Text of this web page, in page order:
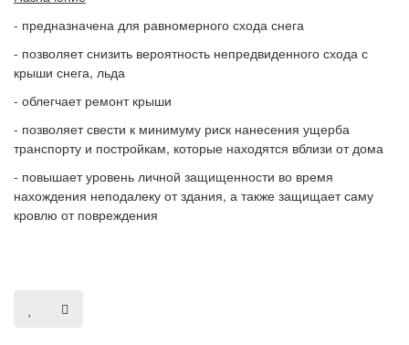
- предназначена для равномерного схода снега
- позволяет снизить вероятность непредвиденного схода с
крыши снега, льда
- облегчает ремонт крыши
- позволяет свести к минимуму риск нанесения ущерба
транспорту и постройкам, которые находятся вблизи от дома
- повышает уровень личной защищенности во время
нахождения неподалеку от здания, а также защищает саму
кровлю от повреждения